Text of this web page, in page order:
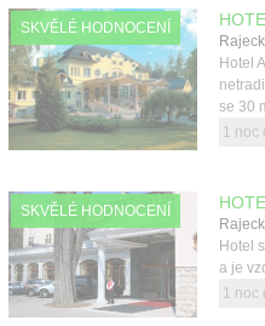
SKVĚLÉ HODNOCENÍ
Hotel
se 30
1 noc
SKVĚLÉ HODNOCENÍ
Hotel
a je
1 noc